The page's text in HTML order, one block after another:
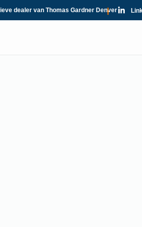
dealer van Thomas Gardner Denver